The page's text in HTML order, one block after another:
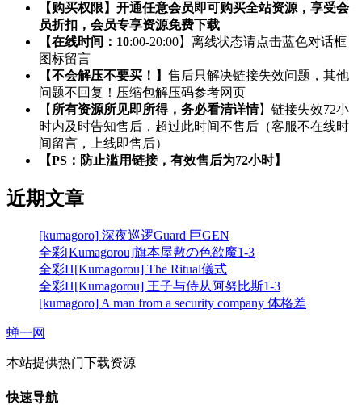
【购买权限】开通任意会员即可购买全站资源，享受会
员折扣，会员专享资源免费下载
【在线时间：10:00-20:00】离线状态请点击蓝色对话框
图标留言
【不会解压不要买！】 售后只解决链接失效问题，其他
问题不回复！压缩包解压码参考网页
【 所有资源所见即所得，务必看清详情】链接失效72小
时内及时告知售后，超过此时间不售后（客服不在线时
间留言，上线即售后）
【PS：防止滥用链接，有效售后为72小时】
近期文章
[kumagoro] 深夜巡逻Guard 巨GEN
全彩[Kumagorou]旗本屋敷の色欲魔1-3
全彩H[Kumagorou] The Ritual儀式
全彩H[Kumagorou] 王子与侍从阿努比斯1-3
[kumagoro] A man from a security company 体格差
蝉一网
本站提供热门下载资源
快速导航